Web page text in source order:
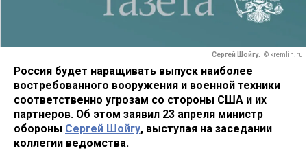
Сергей Шойгу. © kremlin.ru
Россия будет наращивать выпуск наиболее
востребованного вооружения и военной техники
соответственно угрозам со стороны США и их
партнеров. Об этом заявил 23 апреля министр
обороны Сергей Шойгу, выступая на заседании
коллегии ведомства.